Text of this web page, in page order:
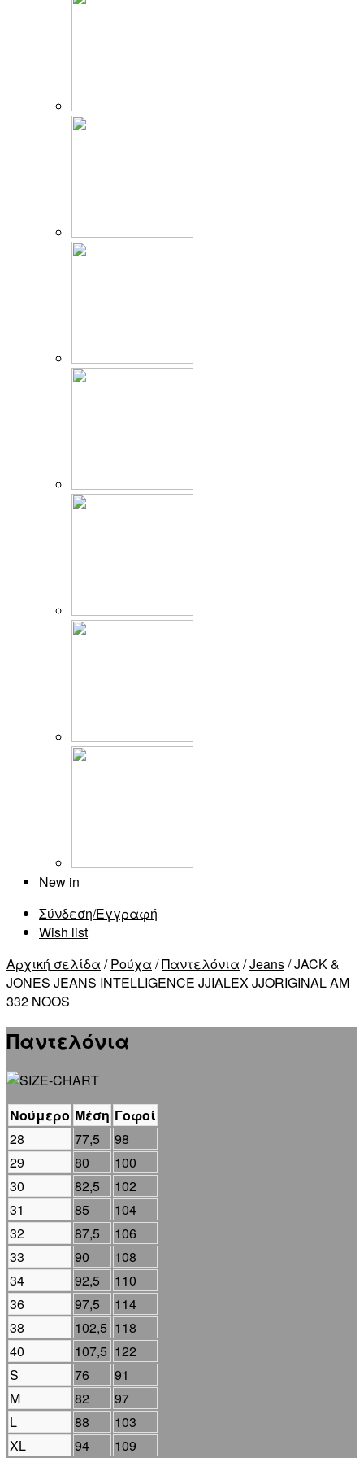
New in
Σύνδεση/Εγγραφή
Wish list
Αρχική σελίδα /Ρούχα /Παντελόνια /Jeans/ JACK &
JONES JEANS INTELLIGENCE JJIALEX JJORIGINAL AM
332 NOOS
Παντελόνια
Νούμερο Μέση Γοφοί
28
77,5
98
29
80
100
30
82,5
102
31
85
104
32
87,5
106
33
90
108
34
92,5
110
36
97,5
114
38
102,5 118
40
107,5 122
S
76
91
M
82
97
L
88
103
XL
94
109